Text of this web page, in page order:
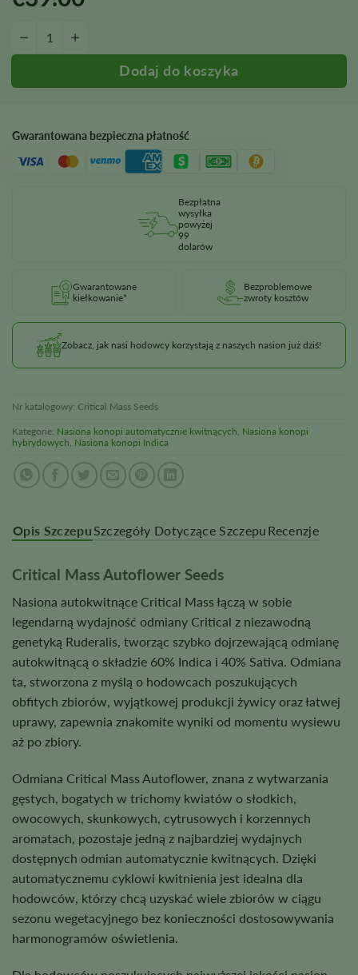
−
Gwarantowana bezpieczna płatność
Bezpłatna
wysyłka
powyżej
99
dolarów
Gwarantowane
kiełkowanie*
Bezproblemowe
zwroty kosztów
Zobacz, jak nasi hodowcy korzystają z naszych nasion już dziś!
Nr katalogowy: Critical Mass Seeds
Kategorie: Nasiona konopi automatycznie kwitnących, Nasiona konopi
hybrydowych, Nasiona konopi Indica
Opis Szczepu Szczegóły Dotyczące Szczepu Recenzje
Critical Mass Autoflower Seeds
Nasiona autokwitnące Critical Mass łączą w sobie
legendarną wydajność odmiany Critical z niezawodną
genetyką Ruderalis, tworząc szybko dojrzewającą odmianę
autokwitnącą o składzie 60% Indica i 40% Sativa. Odmiana
ta, stworzona z myślą o hodowcach poszukujących
obfitych zbiorów, wyjątkowej produkcji żywicy oraz łatwej
uprawy, zapewnia znakomite wyniki od momentu wysiewu
aż po zbiory.
Odmiana Critical Mass Autoflower, znana z wytwarzania
gęstych, bogatych w trichomy kwiatów o słodkich,
owocowych, skunkowych, cytrusowych i korzennych
aromatach, pozostaje jedną z najbardziej wydajnych
dostępnych odmian automatycznie kwitnących. Dzięki
automatycznemu cyklowi kwitnienia jest idealna dla
hodowców, którzy chcą uzyskać wiele zbiorów w ciągu
sezonu wegetacyjnego bez konieczności dostosowywania
harmonogramów oświetlenia.